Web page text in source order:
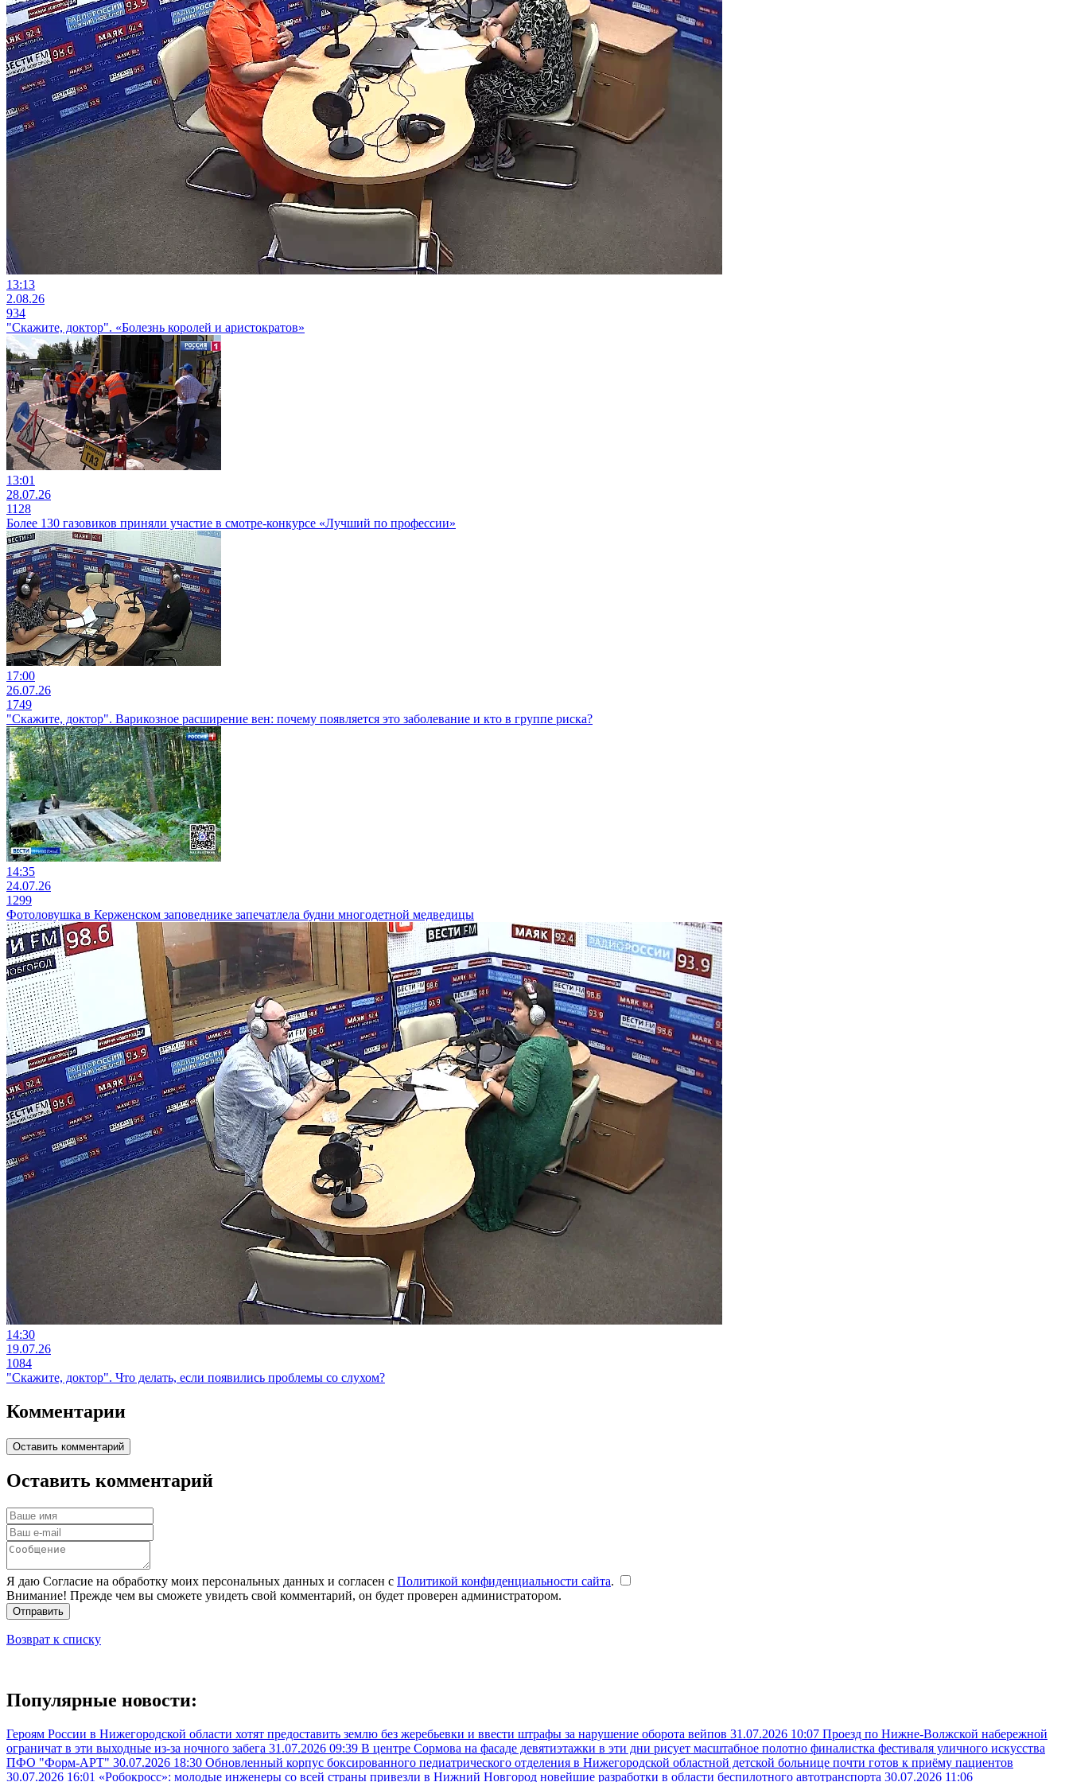
13:13
2.08.26
934
"Скажите, доктор". «Болезнь королей и аристократов»
13:01
28.07.26
1128
Более 130 газовиков приняли участие в смотре-конкурсе «Лучший по профессии»
17:00
26.07.26
1749
"Скажите, доктор". Варикозное расширение вен: почему появляется это заболевание и кто в группе риска?
14:35
24.07.26
1299
Фотоловушка в Керженском заповеднике запечатлела будни многодетной медведицы
14:30
19.07.26
1084
"Скажите, доктор". Что делать, если появились проблемы со слухом?
Комментарии
Оставить комментарий
Оставить комментарий
Я даю Согласие на обработку моих персональных данных и согласен с Политикой конфиденциальности сайта.
Внимание! Прежде чем вы сможете увидеть свой комментарий, он будет проверен администратором.
Отправить
Возврат к списку
Популярные новости:
Героям России в Нижегородской области хотят предоставить землю без жеребьевки и ввести штрафы за нарушение оборота вейпов 31.07.2026 10:07 Проезд по Нижне-Волжской набережной
ограничат в эти выходные из-за ночного забега 31.07.2026 09:39 В центре Сормова на фасаде девятиэтажки в эти дни рисует масштабное полотно финалистка фестиваля уличного искусства
ПФО "Форм-АРТ" 30.07.2026 18:30 Обновленный корпус боксированного педиатрического отделения в Нижегородской областной детской больнице почти готов к приёму пациентов
30.07.2026 16:01 «Робокросс»: молодые инженеры со всей страны привезли в Нижний Новгород новейшие разработки в области беспилотного автотранспорта 30.07.2026 11:06